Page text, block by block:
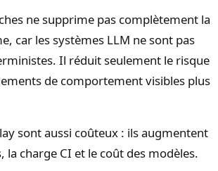
ne supprime pas complètement la
car les systèmes LLM ne sont pas
Il réduit seulement le risque
de comportement visibles plus
sont aussi coûteux : ils augmentent
la charge CI et le coût des modèles.